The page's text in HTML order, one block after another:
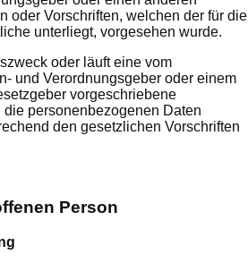
oder Vorschriften, welchen der für die
unterliegt, vorgesehen wurde.
oder läuft eine vom
und Verordnungsgeber oder einem
vorgeschriebene
personenbezogenen Daten
den gesetzlichen Vorschriften
Person